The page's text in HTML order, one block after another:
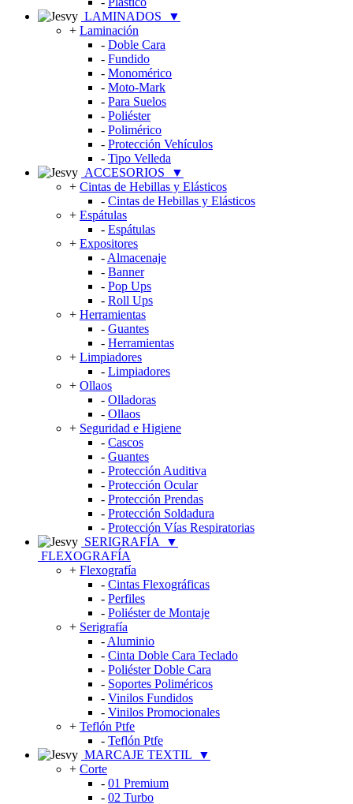
LAMINADOS
▼
+ Laminación
- Doble Cara
- Fundido
- Monomérico
- Moto-Mark
- Para Suelos
- Poliéster
- Polimérico
- Protección Vehículos
- Tipo Velleda
ACCESORIOS
▼
+ Cintas de Hebillas y Elásticos
- Cintas de Hebillas y Elásticos
+ Espátulas
- Espátulas
+ Expositores
- Almacenaje
- Banner
- Pop Ups
- Roll Ups
+ Herramientas
- Guantes
- Herramientas
+ Limpiadores
- Limpiadores
+ Ollaos
- Olladoras
- Ollaos
+ Seguridad e Higiene
- Cascos
- Guantes
- Protección Auditiva
- Protección Ocular
- Protección Prendas
- Protección Soldadura
- Protección Vías Respiratorias
SERIGRAFÍA
▼
FLEXOGRAFÍA
+ Flexografía
- Cintas Flexográficas
- Perfiles
- Poliéster de Montaje
+ Serigrafía
- Aluminio
- Cinta Doble Cara Teclado
- Poliéster Doble Cara
- Soportes Poliméricos
- Vinilos Fundidos
- Vinilos Promocionales
+ Teflón Ptfe
- Teflón Ptfe
MARCAJE TEXTIL
▼
+ Corte
- 01 Premium
- 02 Turbo